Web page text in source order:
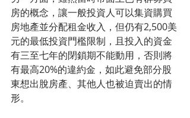
房的概念，讓一般投資人可以集資購買
房地產並分配租金收入，但仍有2,500美
元的最低投資門檻限制，且投入的資金
有三至七年的閉鎖期不能動用，否則將
有最高20%的違約金，如此避免部分股
東想出脫房產、其他人也被迫賣出的情
形。